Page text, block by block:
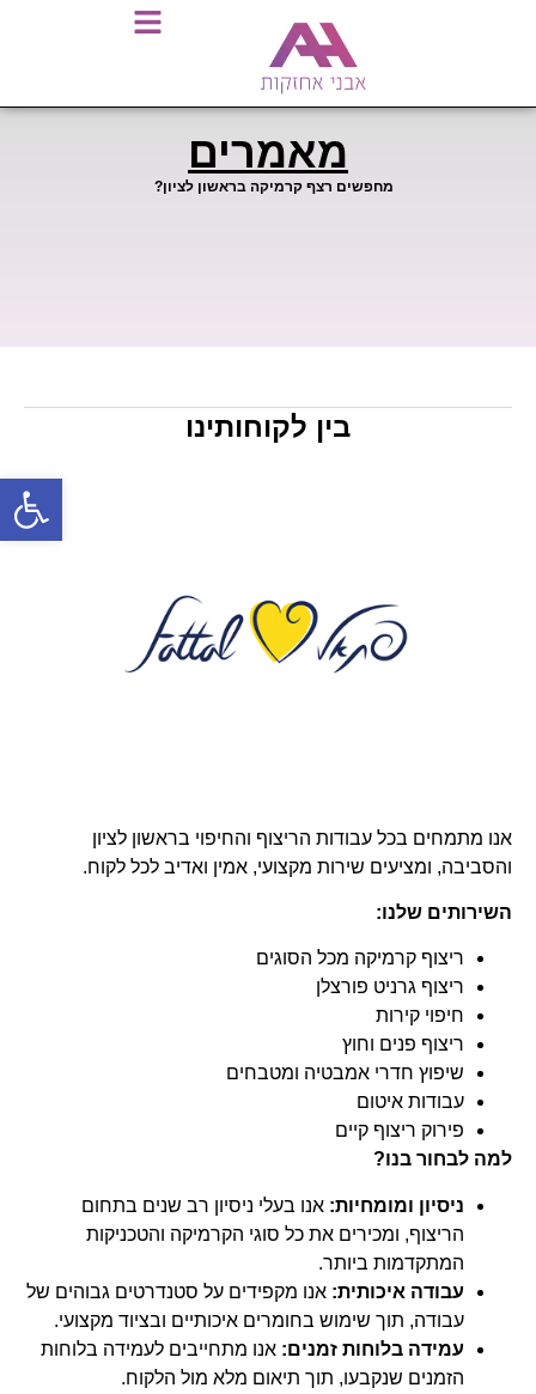
מאמרים
מחפשים רצף קרמיקה בראשון לציון?
בין לקוחותינו
אנו מתמחים בכל עבודות הריצוף והחיפוי בראשון לציון
והסביבה, ומציעים שירות מקצועי, אמין ואדיב לכל לקוח.
השירותים שלנו:
ריצוף קרמיקה מכל הסוגים
ריצוף גרניט פורצלן
חיפוי קירות
ריצוף פנים וחוץ
שיפוץ חדרי אמבטיה ומטבחים
עבודות איטום
פירוק ריצוף קיים
למה לבחור בנו?
ניסיון ומומחיות: אנו בעלי ניסיון רב שנים בתחום
הריצוף, ומכירים את כל סוגי הקרמיקה והטכניקות
המתקדמות ביותר.
עבודה איכותית: אנו מקפידים על סטנדרטים גבוהים של
עבודה, תוך שימוש בחומרים איכותיים ובציוד מקצועי.
עמידה בלוחות זמנים: אנו מתחייבים לעמידה בלוחות
הזמנים שנקבעו, תוך תיאום מלא מול הלקוח.
פתח